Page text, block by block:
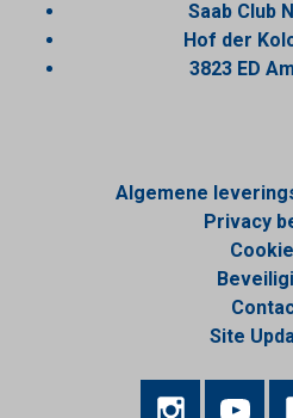
Saab Club
Hof der
3823 ED
Algemene
Privacy
Site